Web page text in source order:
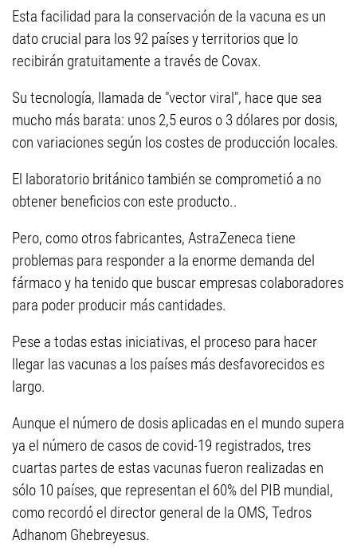
Esta facilidad para la conservación de la vacuna es un
dato crucial para los 92 países y territorios que lo
recibirán gratuitamente a través de Covax.
Su tecnología, llamada de "vector viral", hace que sea
mucho más barata: unos 2,5 euros o 3 dólares por dosis,
con variaciones según los costes de producción locales.
El laboratorio británico también se comprometió a no
obtener beneficios con este producto..
Pero, como otros fabricantes, AstraZeneca tiene
problemas para responder a la enorme demanda del
fármaco y ha tenido que buscar empresas colaboradores
para poder producir más cantidades.
Pese a todas estas iniciativas, el proceso para hacer
llegar las vacunas a los países más desfavorecidos es
largo.
Aunque el número de dosis aplicadas en el mundo supera
ya el número de casos de covid-19 registrados, tres
cuartas partes de estas vacunas fueron realizadas en
sólo 10 países, que representan el 60% del PIB mundial,
como recordó el director general de la OMS, Tedros
Adhanom Ghebreyesus.